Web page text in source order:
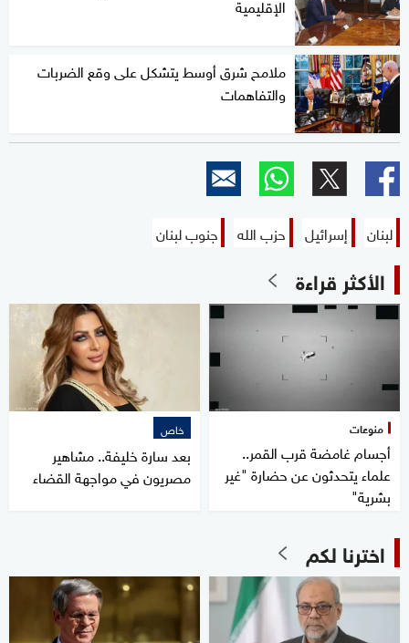
الإقليمية
ملامح شرق أوسط يتشكل على وقع الضربات
والتفاهمات
لبنان إسرائيل حزب الله جنوب لبنان
الأكثر قراءة
منوعات
أجسام غامضة قرب القمر..
علماء يتحدثون عن حضارة "غير
بشرية"
خاص
بعد سارة خليفة.. مشاهير
مصريون في مواجهة القضاء
اخترنا لكم